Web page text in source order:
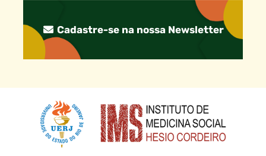
Cadastre-se na nossa Newsletter